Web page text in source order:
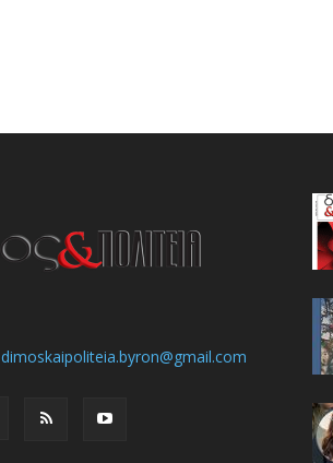
dimoskaipoliteia.byron@gmail.com